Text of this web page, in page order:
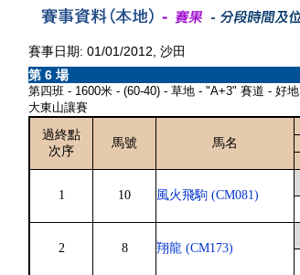
賽事日期: 01/01/2012, 沙田
第 6 場
第四班 - 1600米 - (60-40) - 草地 - "A+3" 賽道 - 好地
大東山讓賽
過終點
次序
馬號 馬名
1 10 風火飛駒 (CM081)
2 8 翔龍 (CM173)